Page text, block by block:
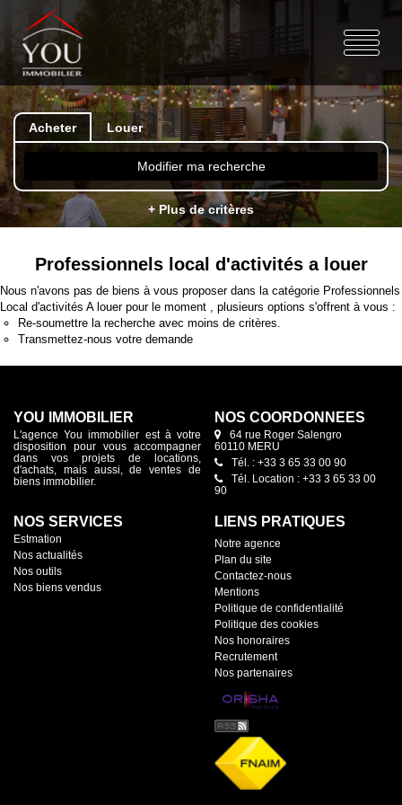
Acheter Louer
Modifier ma recherche
+ Plus de critères
Professionnels local d'activités a louer
Nous n'avons pas de biens à vous proposer dans la catégorie Professionnels
Local d'activités A louer pour le moment , plusieurs options s'offrent à vous :
Re-soumettre la recherche avec moins de critères.
Transmettez-nous votre demande
YOU IMMOBILIER
L'agence You immobilier est à votre
disposition pour vous accompagner
dans vos projets de locations,
d'achats, mais aussi, de ventes de
biens immobilier.
NOS COORDONNÉES
64 rue Roger Salengro
60110 MERU
Tél. : +33 3 65 33 00 90
Tél. Location : +33 3 65 33 00
90
NOS SERVICES
Estmation
Nos actualités
Nos outils
Nos biens vendus
LIENS PRATIQUES
Notre agence
Plan du site
Contactez-nous
Mentions
Politique de confidentialité
Politique des cookies
Nos honoraires
Recrutement
Nos partenaires